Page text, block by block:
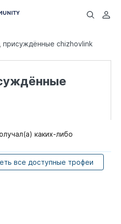
присуждённые chizhovlink
каких-либо
все доступные трофеи